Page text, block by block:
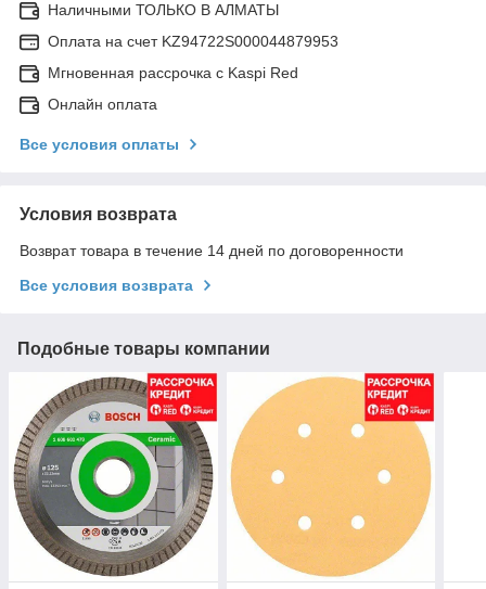
Наличными ТОЛЬКО В АЛМАТЫ
Оплата на счет KZ94722S000044879953
Мгновенная рассрочка с Kaspi Red
Онлайн оплата
Все условия оплаты
Условия возврата
Возврат товара в течение 14 дней по договоренности
Все условия возврата
Подобные товары компании